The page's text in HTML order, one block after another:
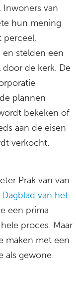
Inwoners van
hun mening
perceel,
stelden een
de kerk. De
plannen
bekeken of
aan de eisen
verkocht.
Prak van van
Dagblad van het
een prima
proces. Maar
maken met een
als gewone